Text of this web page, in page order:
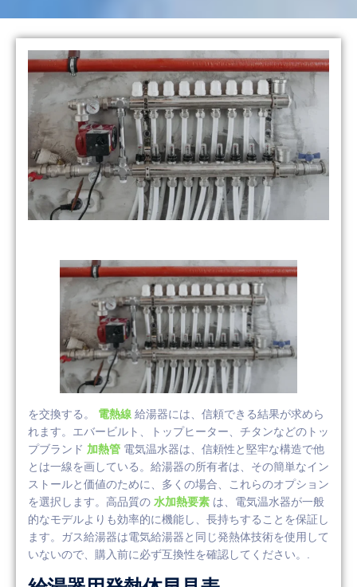
を交換する。 電熱線 給湯器には、信頼できる結果が求めら
れます。エバービルト、トップヒーター、チタンなどのトッ
プブランド 加熱管 電気温水器は、信頼性と堅牢な構造で他
とは一線を画している。給湯器の所有者は、その簡単なイン
ストールと価値のために、多くの場合、これらのオプション
を選択します。高品質の 水加熱要素 は、電気温水器が一般
的なモデルよりも効率的に機能し、長持ちすることを保証し
ます。ガス給湯器は電気給湯器と同じ発熱体技術を使用して
いないので、購入前に必ず互換性を確認してください。.